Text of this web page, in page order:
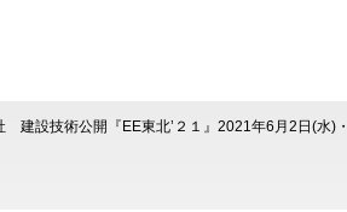
建設技術公開『EE東北’２１』2021年6月2日(水)